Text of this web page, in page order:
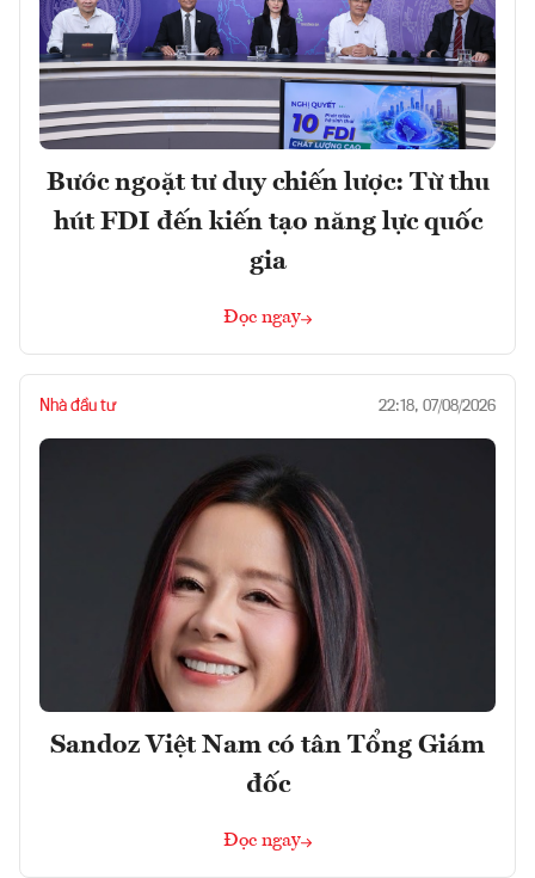
Bước ngoặt tư duy chiến lược: Từ thu
hút FDI đến kiến tạo năng lực quốc
gia
Đọc ngay
Nhà đầu tư 22:18, 07/08/2026
Sandoz Việt Nam có tân Tổng Giám
đốc
Đọc ngay